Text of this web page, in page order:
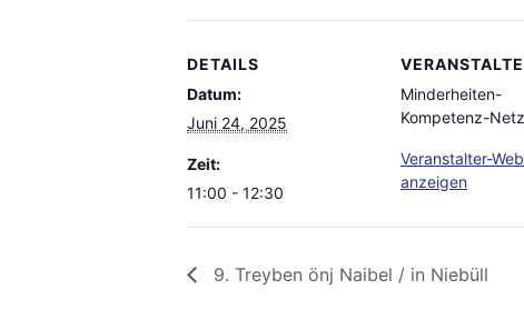
DETAILS
Datum:
Juni 24, 2025
Zeit:
11:00 - 12:30
Minderheiten-
Kompetenz-
Veranstalter-
anzeigen
9. Treyben önj Naibel / in Niebüll